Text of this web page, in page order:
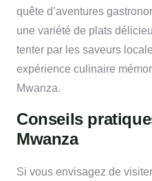
quête d’aventures
une variété de plats
tenter par les saveurs
expérience culinaire
Mwanza.
Conseils
Mwanza
Si vous envisagez de